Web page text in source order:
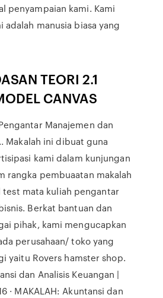
penyampaian kami. Kami
adalah manusia biasa yang
TEORI 2.1
CANVAS
Manajemen dan
Makalah ini dibuat guna
kami dalam kunjungan
rangka pembuaatan makalah
test mata kuliah pengantar
Berkat bantuan dan
pihak, kami mengucapkan
perusahaan/ toko yang
yaitu Rovers hamster shop.
dan Analisis Keuangan |
· MAKALAH: Akuntansi dan